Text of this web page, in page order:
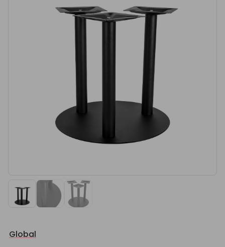
Global